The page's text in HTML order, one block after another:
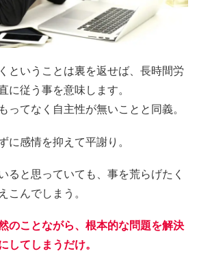
ということは裏を返せば、長時間労
に従う事を意味します。
ってなく自主性が無いことと同義。
に感情を抑えて平謝り。
ると思っていても、事を荒らげたく
こんでしまう。
のことながら、根本的な問題を解決
してしまうだけ。